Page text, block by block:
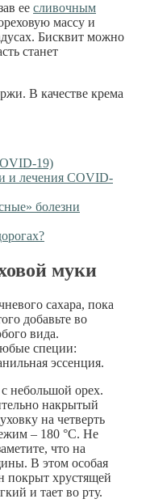
ее сливочным
массу и
Бисквит можно
станет
В качестве крема
19)
и лечения COVID-
болезни
муки
сахара, пока
добавьте во
вида.
специи:
эссенция.
небольшой орех.
накрытый
на четверть
– 180 °С. Не
что на
В этом особая
покрыт хрустящей
и тает во рту.